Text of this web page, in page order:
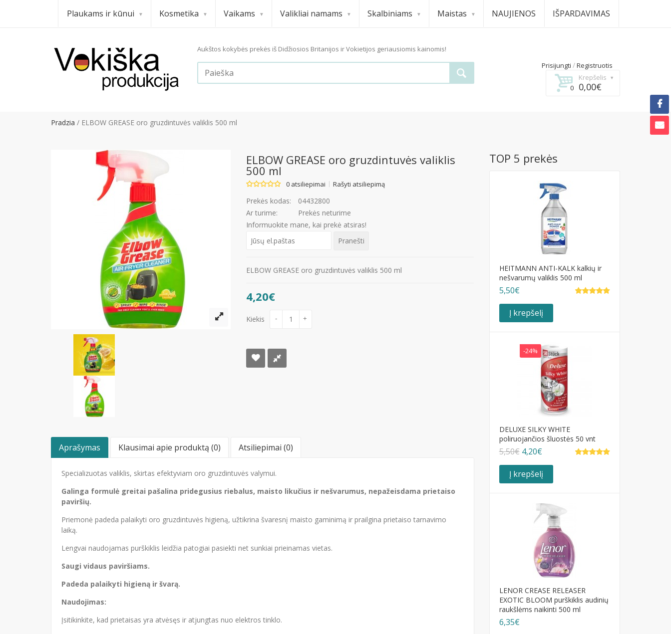
Plaukams ir kūnui Kosmetika Vaikams Valikliai namams Skalbiniams Maistas NAUJIENOS IŠPARDAVIMAS
Aukštos kokybės prekės iš Didžiosios Britanijos ir Vokietijos geriausiomis kainomis!
Prisijungti /Registruotis
Krepšelis
0
0,00€
Pradzia ELBOW GREASE oro gruzdintuvės valiklis 500 ml
ELBOW GREASE oro gruzdintuvės valiklis
500 ml
0 atsiliepimai Rašyti atsiliepimą
Prekės kodas:
04432800
Ar turime:
Prekės neturime
Informuokite mane, kai prekė atsiras!
ELBOW GREASE oro gruzdintuvės valiklis 500 ml
4,20€
Kiekis - +
Aprašymas Klausimai apie produktą (0) Atsiliepimai (0)
Specializuotas valiklis, skirtas efektyviam oro gruzdintuvės valymui.
Galinga formulė greitai pašalina pridegusius riebalus, maisto likučius ir nešvarumus, nepažeisdama prietaiso
paviršių.
Priemonė padeda palaikyti oro gruzdintuvės higieną, užtikrina švaresnį maisto gaminimą ir prailgina prietaiso tarnavimo
laiką.
Lengvai naudojamas purškiklis leidžia patogiai pasiekti net sunkiai prieinamas vietas.
Saugi vidaus paviršiams.
Padeda palaikyti higieną ir švarą.
Naudojimas:
Įsitikinkite, kad prietaisas yra atvėsęs ir atjungtas nuo elektros tinklo.
TOP 5 prekės
HEITMANN ANTI-KALK kalkių ir
nešvarumų valiklis 500 ml
5,50€
Į krepšelį
-24%
DELUXE SILKY WHITE
poliruojančios šluostės 50 vnt
5,50€ 4,20€
Į krepšelį
LENOR CREASE RELEASER
EXOTIC BLOOM purškiklis audinių
raukšlėms naikinti 500 ml
6,35€